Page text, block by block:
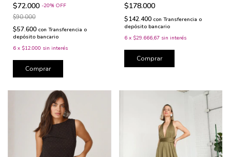
$72.000 -20% OFF
$90.000
$57.600 con Transferencia o
depósito bancario
6 x $12.000 sin interés
Comprar
$178.000
$142.400 con Transferencia o
depósito bancario
6 x $29.666,67 sin interés
Comprar